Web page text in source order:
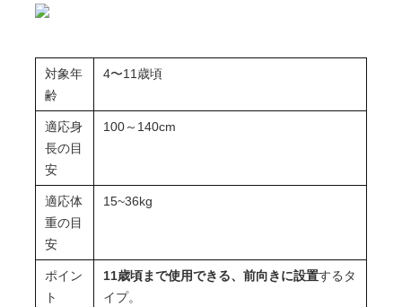
対象年
齢
4〜11歳頃
適応身
長の目
安
100～140cm
適応体
重の目
安
15~36kg
ポイン
ト
11歳頃まで使用できる、前向きに設置するタ
イプ。